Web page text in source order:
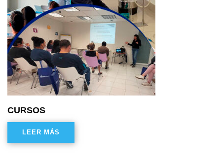
CURSOS
LEER MÁS